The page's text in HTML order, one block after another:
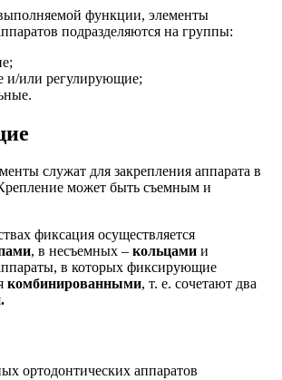
функции, элементы
подразделяются на группы:
и/или регулирующие;
служат для закрепления аппарата в
может быть съемным и
фиксация осуществляется
, в несъемных – кольцами и
в которых фиксирующие
комбинированными, т. е. сочетают два
.